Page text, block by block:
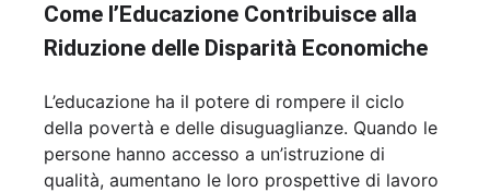
Come l’Educazione Contribuisce alla
Riduzione delle Disparità Economiche
L’educazione ha il potere di rompere il ciclo
della povertà e delle disuguaglianze. Quando le
persone hanno accesso a un’istruzione di
qualità, aumentano le loro prospettive di lavoro